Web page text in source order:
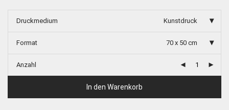
Druckmedium Kunstdruck
Format 70 x 50 cm
Anzahl
In den Warenkorb